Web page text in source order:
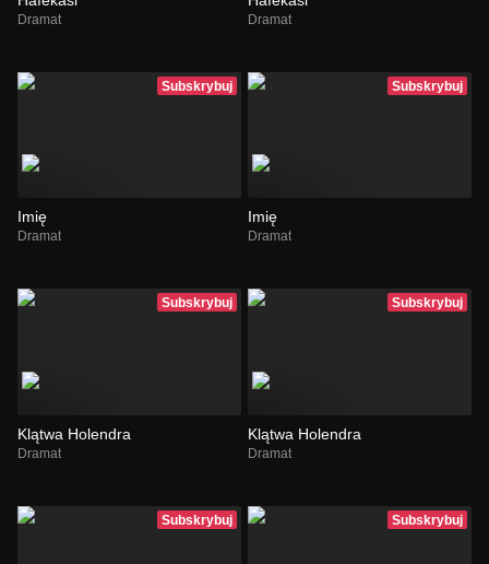
Dramat Dramat
Subskrybuj
Imię
Dramat
Subskrybuj
Imię
Dramat
Subskrybuj
Klątwa Holendra
Dramat
Subskrybuj
Klątwa Holendra
Dramat
Subskrybuj Subskrybuj